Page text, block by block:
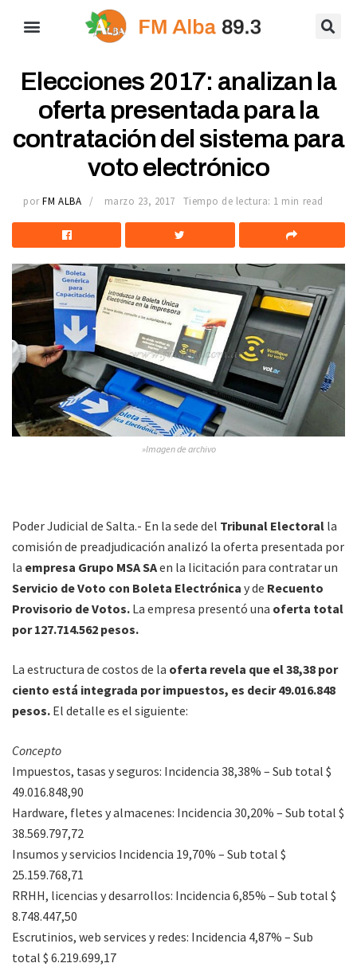
Elecciones 2017: analizan la
oferta presentada para la
contratación del sistema para
voto electrónico
por FM ALBA marzo 23, 2017 Tiempo de lectura: 1 min read
»Imagen de archivo
Poder Judicial de Salta.- En la sede del Tribunal Electoral la
comisión de preadjudicación analizó la oferta presentada por
la empresa Grupo MSA SAen la licitación para contratar un
Servicio de Voto con Boleta Electrónica y de Recuento
Provisorio de Votos. La empresa presentó una oferta total
por 127.714.562 pesos.
La estructura de costos de la oferta revela que el 38,38 por
ciento está integrada por impuestos, es decir 49.016.848
pesos. El detalle es el siguiente:
Concepto
Impuestos, tasas y seguros: Incidencia 38,38% – Sub total $
49.016.848,90
Hardware, fletes y almacenes: Incidencia 30,20% – Sub total $
38.569.797,72
Insumos y servicios Incidencia 19,70% – Sub total $
25.159.768,71
RRHH, licencias y desarrollos: Incidencia 6,85% – Sub total $
8.748.447,50
Escrutinios, web services y redes: Incidencia 4,87% – Sub
total $ 6.219.699,17